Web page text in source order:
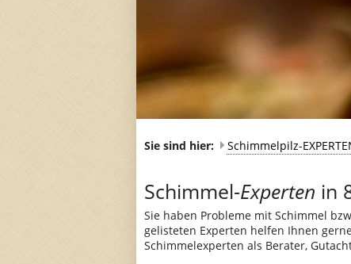
Sie sind hier: Schimmelpilz-
Schimmel-Experten in
Sie haben Probleme mit Schimmel
gelisteten Experten helfen Ihnen
Schimmelexperten als Berater,